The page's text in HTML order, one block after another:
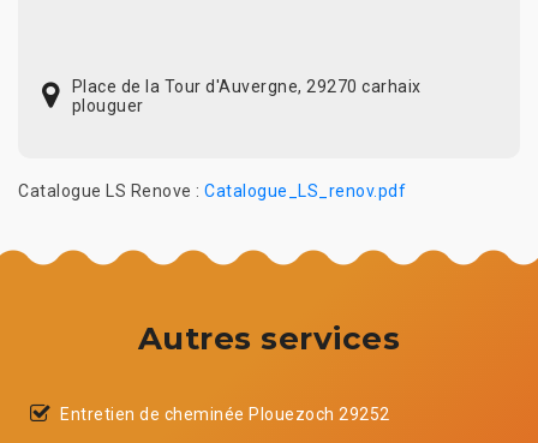
Place de la Tour d'Auvergne, 29270 carhaix
plouguer
Catalogue LS Renove : Catalogue_LS_renov.pdf
Autres services
Entretien de cheminée Plouezoch 29252